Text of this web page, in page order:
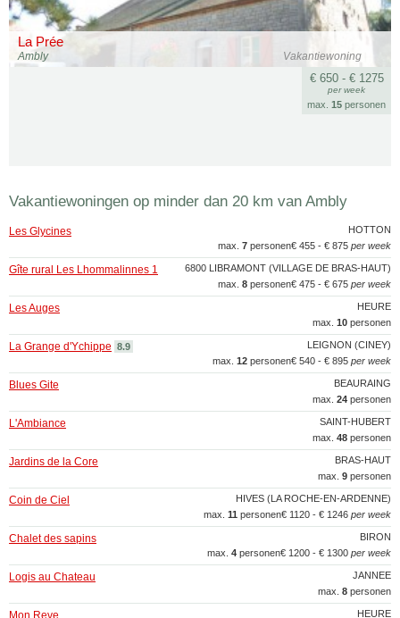
La Prée
Vakantiewoning
Ambly
€ 650 - € 1275
per week
max. 15 personen
Vakantiewoningen op minder dan 20 km van Ambly
HOTTON
Les Glycines
€ 455 - € 875 per week
max. 7 personen
6800 LIBRAMONT (VILLAGE DE BRAS-HAUT)
Gîte rural Les Lhommalinnes 1
€ 475 - € 675 per week
max. 8 personen
HEURE
Les Auges
max. 10 personen
LEIGNON (CINEY)
La Grange d'Ychippe 8.9
€ 540 - € 895 per week
max. 12 personen
BEAURAING
Blues Gite
max. 24 personen
SAINT-HUBERT
L'Ambiance
max. 48 personen
BRAS-HAUT
Jardins de la Core
max. 9 personen
HIVES (LA ROCHE-EN-ARDENNE)
Coin de Ciel
€ 1120 - € 1246 per week
max. 11 personen
BIRON
Chalet des sapins
€ 1200 - € 1300 per week
max. 4 personen
JANNEE
Logis au Chateau
max. 8 personen
HEURE
Mon Reve